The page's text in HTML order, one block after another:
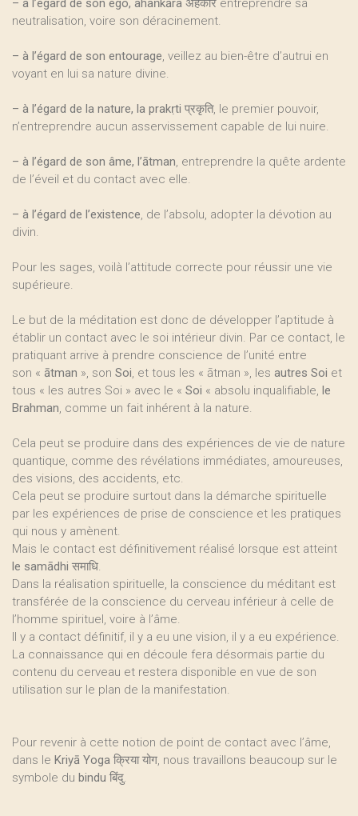
– à l’égard de son égo, ahaṅkāra अहंकार entreprendre sa
neutralisation, voire son déracinement.
– à l’égard de son entourage, veillez au bien-être d’autrui en
voyant en lui sa nature divine.
– à l’égard de la nature, la prakṛti प्रकृति, le premier pouvoir,
n’entreprendre aucun asservissement capable de lui nuire.
– à l’égard de son âme, l’ātman, entreprendre la quête ardente
de l’éveil et du contact avec elle.
– à l’égard de l’existence, de l’absolu, adopter la dévotion au
divin.
Pour les sages, voilà l’attitude correcte pour réussir une vie
supérieure.
Le but de la méditation est donc de développer l’aptitude à
établir un contact avec le soi intérieur divin. Par ce contact, le
pratiquant arrive à prendre conscience de l’unité entre
son « ātman », son Soi, et tous les « ātman », les autres Soi et
tous « les autres Soi » avec le « Soi « absolu inqualifiable, le
Brahman, comme un fait inhérent à la nature.
Cela peut se produire dans des expériences de vie de nature
quantique, comme des révélations immédiates, amoureuses,
des visions, des accidents, etc.
Cela peut se produire surtout dans la démarche spirituelle
par les expériences de prise de conscience et les pratiques
qui nous y amènent.
Mais le contact est définitivement réalisé lorsque est atteint
le samādhi समाधि.
Dans la réalisation spirituelle, la conscience du méditant est
transférée de la conscience du cerveau inférieur à celle de
l’homme spirituel, voire à l’âme.
Il y a contact définitif, il y a eu une vision, il y a eu expérience.
La connaissance qui en découle fera désormais partie du
contenu du cerveau et restera disponible en vue de son
utilisation sur le plan de la manifestation.
Pour revenir à cette notion de point de contact avec l’âme,
dans le Kriyā Yoga क्रिया योग, nous travaillons beaucoup sur le
symbole du bindu बिंदु.